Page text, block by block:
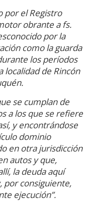
por el Registro
obrante a fs.
por la
como la guarda
los períodos
localidad de Rincón
se cumplan de
a los que se refiere
y encontrándose
dominio
en otra jurisdicción
autos y que,
la deuda aquí
por consiguiente,
ejecución”.